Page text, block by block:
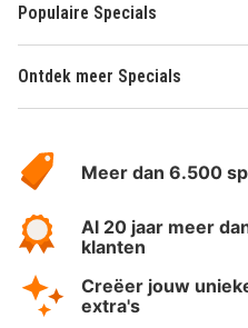
Populaire Specials
Ontdek meer Specials
HotelSpecials
Meer dan 6.500
Al 20 jaar meer
klanten
Creëer jouw
extra's